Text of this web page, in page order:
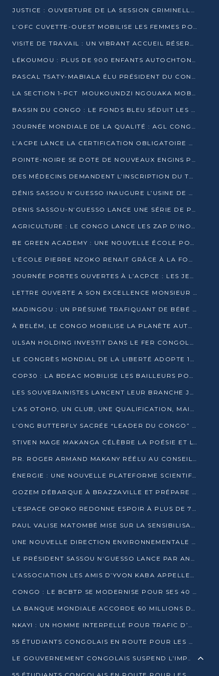
JUSTICE : OUVERTURE DE LA SESSION CRIMINELLE À BRAZZAVILLE AVEC 52 DOSSIERS AU RÔLE
L’OFC CUVETTE-OUEST MOBILISE LES FEMMES POUR ACCUEILLIR LE PRÉSIDENT DE LA RÉPUBLIQUE
VISITE DE TRAVAIL : UN VIBRANT ACCUEIL RÉSERVÉ À DENIS SASSOU-N’GUESSO PAR L’ASSOCIATION « LES AMIS DE WOMO »
LÉKOUMOU : PLUS DE 900 ENFANTS AUTOCHTONES REÇOIVENT DES KITS SCOLAIRES GRÂCE À L’ESPACE OPOKO
PASCAL TSATY-MABIALA ÉLU PRÉSIDENT DU CONSEIL NATIONAL DE L’UPADS
LA SECTION 1-PCT MOUKOUNDZI NGOUAKA MOBILISE 100 000 FCFA POUR LE 6ᵉ CONGRÈS DU PARTI
BASSIN DU CONGO : LE FONDS BLEU SÉDUIT LES BAILLEURS À BELÉM
JOURNÉE MONDIALE DE LA QUALITÉ : AGL CONGO FORME ET SENSIBILISE LES JEUNES TALENTS
L’ACPE LANCE LA CERTIFICATION OBLIGATOIRE DES CONTRATS DE TRAVAIL DES TRANSPORTEURS
POINTE-NOIRE SE DOTE DE NOUVEAUX ENGINS POUR L’ASSAINISSEMENT ET L’ENTRETIEN ROUTIER
DES MÉDECINS DEMANDENT L’INSCRIPTION DU TRAITEMENT DU PIED-BOT DANS LES CURSUS UNIVERSITAIRES
DÉNIS SASSOU N’GUESSO INAUGURE L’USINE DE VALORISATION DU GAZ ASSOCIÉ
DENIS SASSOU-N’GUESSO LANCE UNE SÉRIE DE PROJETS DANS LE KOUILOU
AGRICULTURE : LE CONGO LANCE LES ZAP D’INONI ET YONO
BE GREEN ACADEMY : UNE NOUVELLE ÉCOLE POUR LES MÉTIERS DE L’ÉCOLOGIE À POINTE-NOIRE
L’ÉCOLE PIERRE NZOKO RENAIT GRÂCE À LA FONDATION MUCODEC
JOURNÉE PORTES OUVERTES À L’ACPCE : LES JEUNES EN IMMERSION DANS L’ENTREPRISE
LETTRE OUVERTE A SON EXCELLENCE MONSIEUR DENIS SASSOU NGUESSO, PRESIDENT DE LAREPUBLIQUE DU CONGO
MADINGOU : UN PRÉSUMÉ TRAFIQUANT DE BÉBÉ CHIMPANZÉ FIXÉ SUR SON SORT LE 20 NOVEMBRE
À BELÉM, LE CONGO MOBILISE LA PLANÈTE AUTOUR DU FONDS BLEU POUR LE BASSIN DU CONGO
ULSAN HOLDING INVESTIT DANS LE FER CONGOLAIS
LE CONGRÈS MONDIAL DE LA LIBERTÉ ADOPTE 14 RÉSOLUTIONS HISTORIQUES
COP30 : LA BDEAC MOBILISE LES BAILLEURS POUR LE FONDS BLEU DU BASSIN DU CONGO
LES SOUVERAINISTES LANCENT LEUR BRANCHE JEUNE À BRAZZAVILLE
L’AS OTOHO, UN CLUB, UNE QUALIFICATION, MAIS ENCORE DES DOUTES
L’ONG BUTTERFLY SACRÉE “LEADER DU CONGO” AU PRIX D’EXCELLENCE 2025
STIVEN MAGE MAKANGA CÉLÈBRE LA POÉSIE ET L’HUMAIN AVEC SON RECUEIL “HECTARE”
PR. ROGER ARMAND MAKANY RÉÉLU AU CONSEIL DE L’AUF
ÉNERGIE : UNE NOUVELLE PLATEFORME SCIENTIFIQUE POUR LA TRANSITION ÉNERGÉTIQUE EN AFRIQUE CENTRALE
GOZEM DÉBARQUE À BRAZZAVILLE ET PRÉPARE SON ARRIVÉE À POINTE-NOIRE
L’ESPACE OPOKO REDONNE ESPOIR À PLUS DE 775 ÉLÈVES AUTOCHTONES DANS LE NORD DU CONGO
PAUL VALISE MATOMBÉ MISE SUR LA SENSIBILISATION POUR ÉRAQUER LE GRAND BANDITISME
UNE NOUVELLE DIRECTION ENVIRONNEMENTALE POUR RENFORCER LA GESTION DES DONNÉES AU CONGO
LE PRÉSIDENT SASSOU N’GUESSO LANCE PAR ANTICIPATION LA 39ÈME JOURNÉE NATIONALE DE L’ARBRE
L’ASSOCIATION LES AMIS D’YVON KABA APPELLENT DENIS SASSOU N’GUESSO À SE PORTER CANDIDAT
CONGO : LE BCBTP SE MODERNISE POUR SES 40 ANS D’EXISTENCE
LA BANQUE MONDIALE ACCORDE 60 MILLIONS DE DOLLARS POUR LA RÉSILIENCE URBAINE AU CONGO
NKAYI : UN HOMME INTERPELLÉ POUR TRAFIC D’UN BÉBÉ CHIMPANZÉ
55 ÉTUDIANTS CONGOLAIS EN ROUTE POUR LES UNIVERSITÉS ALGÉRIENNES
LE GOUVERNEMENT CONGOLAIS SUSPEND L’IMPORTATION DES MACHETTES ET DES MOTOS